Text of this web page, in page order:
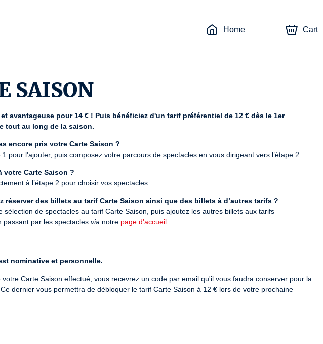
Home Cart
SAISON
avantageuse pour 14 € ! Puis bénéficiez d'un tarif préférentiel de 12 € dès le 1er
tout au long de la saison.
encore pris votre Carte Saison ?
1 pour l'ajouter, puis composez votre parcours de spectacles en vous dirigeant vers l’étape 2.
Carte Saison ?
à l’étape 2 pour choisir vos spectacles.
réserver des billets au tarif Carte Saison ainsi que des billets à d’autres tarifs ?
sélection de spectacles au tarif Carte Saison, puis ajoutez les autres billets aux tarifs
passant par les spectacles via notre page d'accueil
nominative et personnelle.
votre Carte Saison effectué, vous recevrez un code par email qu'il vous faudra conserver pour la
dernier vous permettra de débloquer le tarif Carte Saison à 12 € lors de votre prochaine